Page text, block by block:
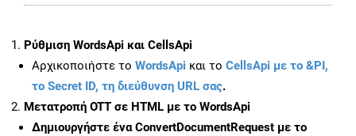
Ρύθμιση WordsApi και CellsApi
Αρχικοποιήστε το WordsApi και το CellsApi με το &PI,
το Secret ID, τη διεύθυνση URL σας.
Μετατροπή OTT σε HTML με το WordsApi
Δημιουργήστε έναConvertDocumentRequest με το